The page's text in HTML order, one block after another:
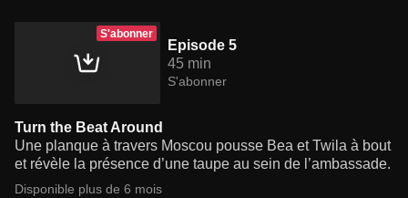
S'abonner
Episode 5
45 min
S'abonner
Turn the Beat Around
Une planque à travers Moscou pousse Bea et Twila à bout
et révèle la présence d’une taupe au sein de l’ambassade.
Disponible plus de 6 mois